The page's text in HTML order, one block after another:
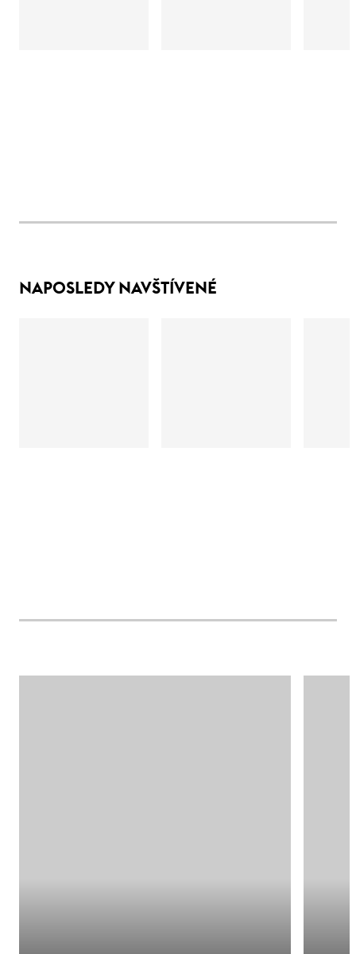
NAPOSLEDY NAVŠTÍVENÉ